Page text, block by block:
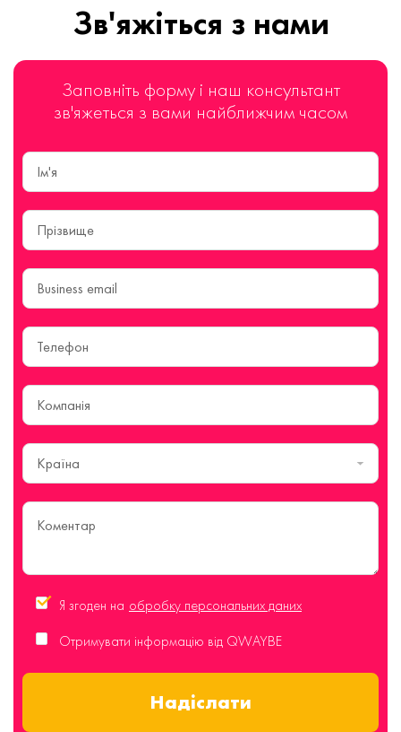
Зв'яжіться з нами
Заповніть форму і наш консультант
зв'яжеться з вами найближчим часом
Країна
Я згоден на обробку персональних даних
Отримувати інформацію від QWAYBE
Надіслати